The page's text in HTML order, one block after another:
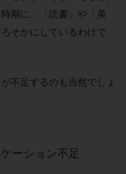
期に、「読書」や「美
そかにしているわけで
不足するのも当然でしょ
ーション不足